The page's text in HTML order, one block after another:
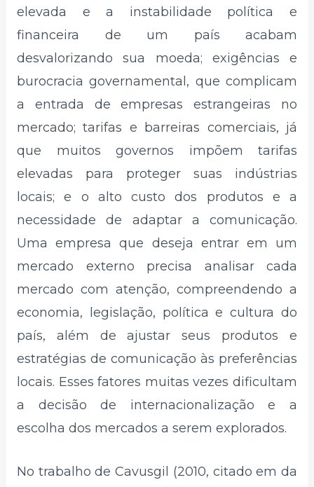
elevada e a instabilidade política e
financeira de um país acabam
desvalorizando sua moeda; exigências e
burocracia governamental, que complicam
a entrada de empresas estrangeiras no
mercado; tarifas e barreiras comerciais, já
que muitos governos impõem tarifas
elevadas para proteger suas indústrias
locais; e o alto custo dos produtos e a
necessidade de adaptar a comunicação.
Uma empresa que deseja entrar em um
mercado externo precisa analisar cada
mercado com atenção, compreendendo a
economia, legislação, política e cultura do
país, além de ajustar seus produtos e
estratégias de comunicação às preferências
locais. Esses fatores muitas vezes dificultam
a decisão de internacionalização e a
escolha dos mercados a serem explorados.
No trabalho de Cavusgil (2010, citado em da